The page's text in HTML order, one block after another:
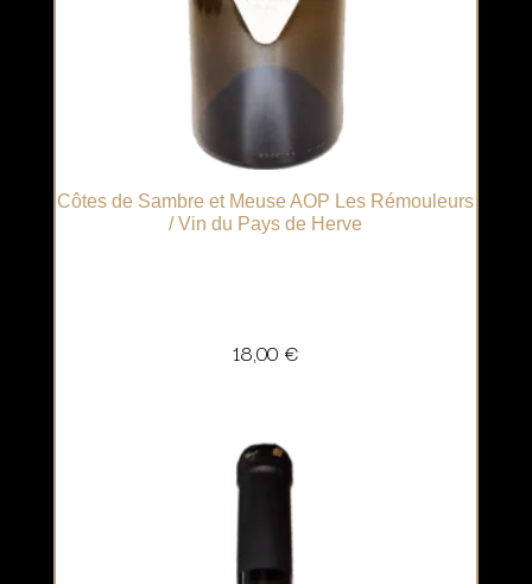
Côtes de Sambre et Meuse AOP Les Rémouleurs
/ Vin du Pays de Herve
18,00 €